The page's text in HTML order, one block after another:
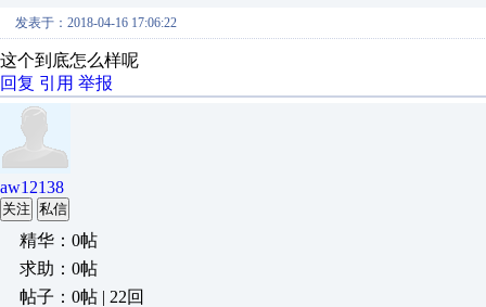
发表于：2018-04-16 17:06:22
这个到底怎么样呢
回复 引用 举报
aw12138
关注 私信
精华：0帖
求助：0帖
帖子：0帖 | 22回